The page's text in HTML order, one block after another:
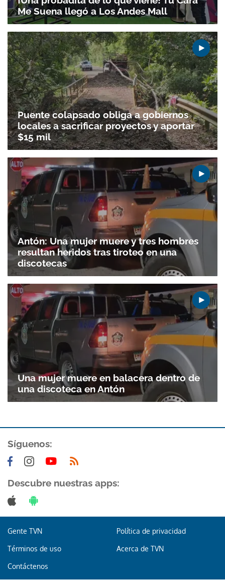
Gracias por suscribirte a nuestro boletín.
Me Suena llegó a Los Andes Mall
Puente colapsado obliga a gobiernos
locales a sacrificar proyectos y aportar
$15 mil
Antón: Una mujer muere y tres hombres
resultan heridos tras tiroteo en una
discotecas
Una mujer muere en balacera dentro de
una discoteca en Antón
Síguenos:
Descubre nuestras apps:
Gente TVN Política de privacidad
Términos de uso Acerca de TVN
Contáctenos